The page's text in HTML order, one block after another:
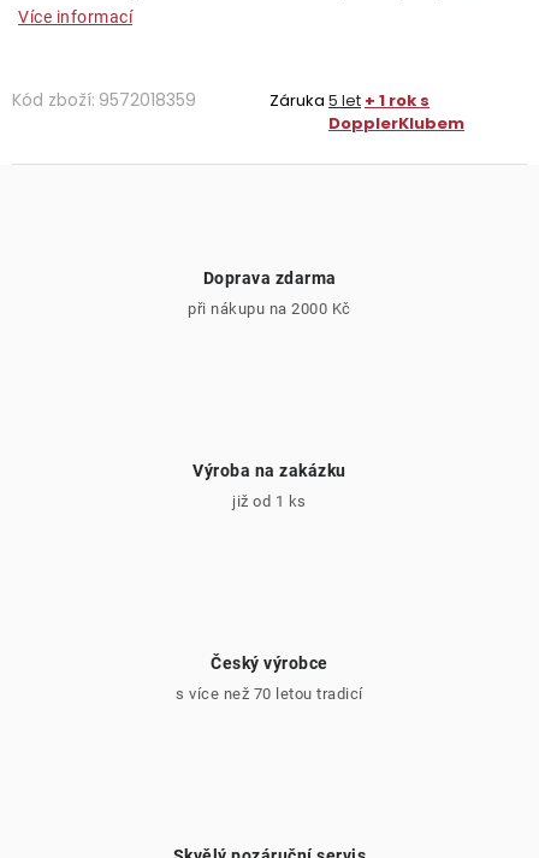
Více informací
Kód zboží: 9572018359 Záruka 5 let + 1 rok s
DopplerKlubem
Doprava zdarma
při nákupu na 2000 Kč
Výroba na zakázku
již od 1 ks
Český výrobce
s více než 70 letou tradicí